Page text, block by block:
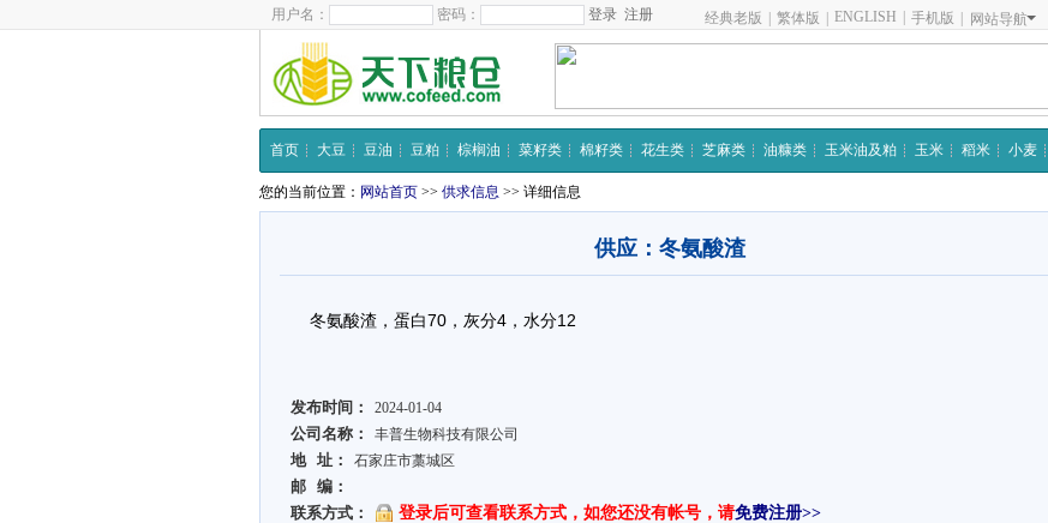
用户名： 密码： 注册 经典老版 繁体版 ENGLISH 手机版 网站导航
首页 大豆 豆油 豆粕 棕榈油 菜籽类 棉籽类 花生类 芝麻类 油糠类 玉米油及粕 玉米 稻米 小麦
您的当前位置： 网站首页 >> 供求信息 >> 详细信息
供应：冬氨酸渣
冬氨酸渣，蛋白70，灰分4，水分12
发布时间： 2024-01-04
公司名称： 丰普生物科技有限公司
地 址： 石家庄市藁城区
邮 编：
联系方式：
登录后可查看联系方式，如您还没有帐号，请免费注册>>